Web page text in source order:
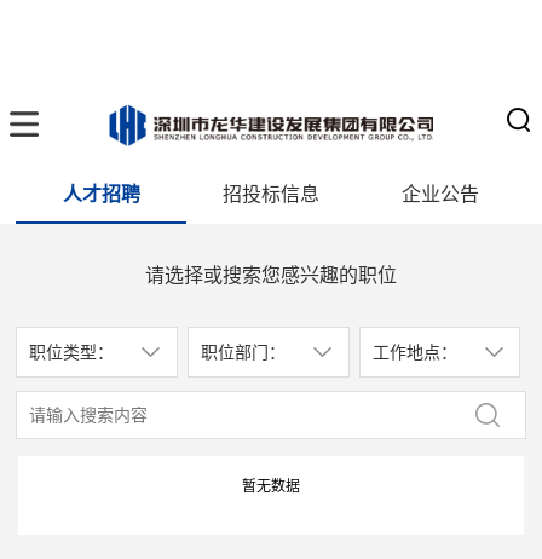
人才招聘 招投标信息 企业公告
请选择或搜索您感兴趣的职位
职位类型： 职位部门： 工作地点：
暂无数据